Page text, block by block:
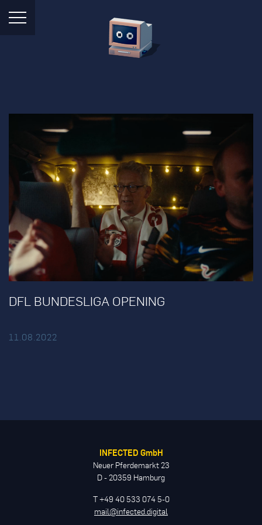
DFL BUNDESLIGA OPENING
11.08.2022
INFECTED GmbH
Neuer Pferdemarkt 23
D - 20359 Hamburg
T +49 40 533 074 5-0
mail@infected.digital